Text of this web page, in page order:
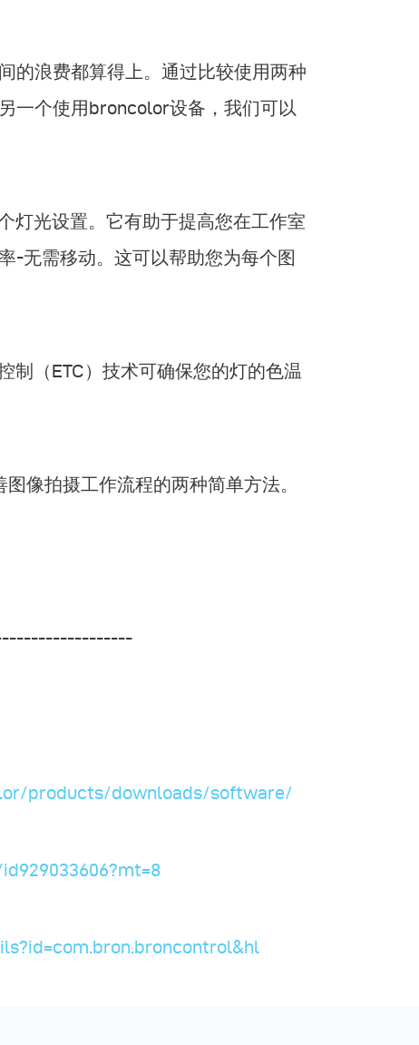
的浪费都算得上。通过比较使用两种
一个使用broncolor设备，我们可以
灯光设置。它有助于提高您在工作室
-无需移动。这可以帮助您为每个图
制（ETC）技术可确保您的灯的色温
像拍摄工作流程的两种简单方法。
products/downloads/software/